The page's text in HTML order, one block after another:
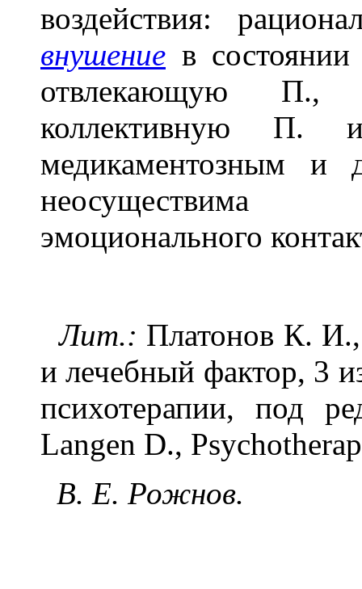
воздействия:
внушение в
отвлекающую
коллективную
медикаментозным и
неосуществима
эмоционального
Лит.: Платонов К.
и лечебный фактор, 3
психотерапии, под
Langen D.,
В. Е. Рожнов.